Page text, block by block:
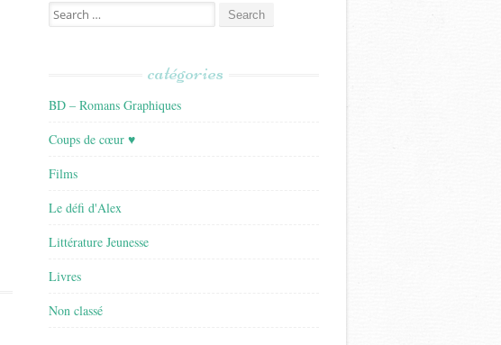
Search
for:
catégories
BD – Romans Graphiques
Coups de cœur ♥
Films
Le défi d'Alex
Littérature Jeunesse
Livres
Non classé